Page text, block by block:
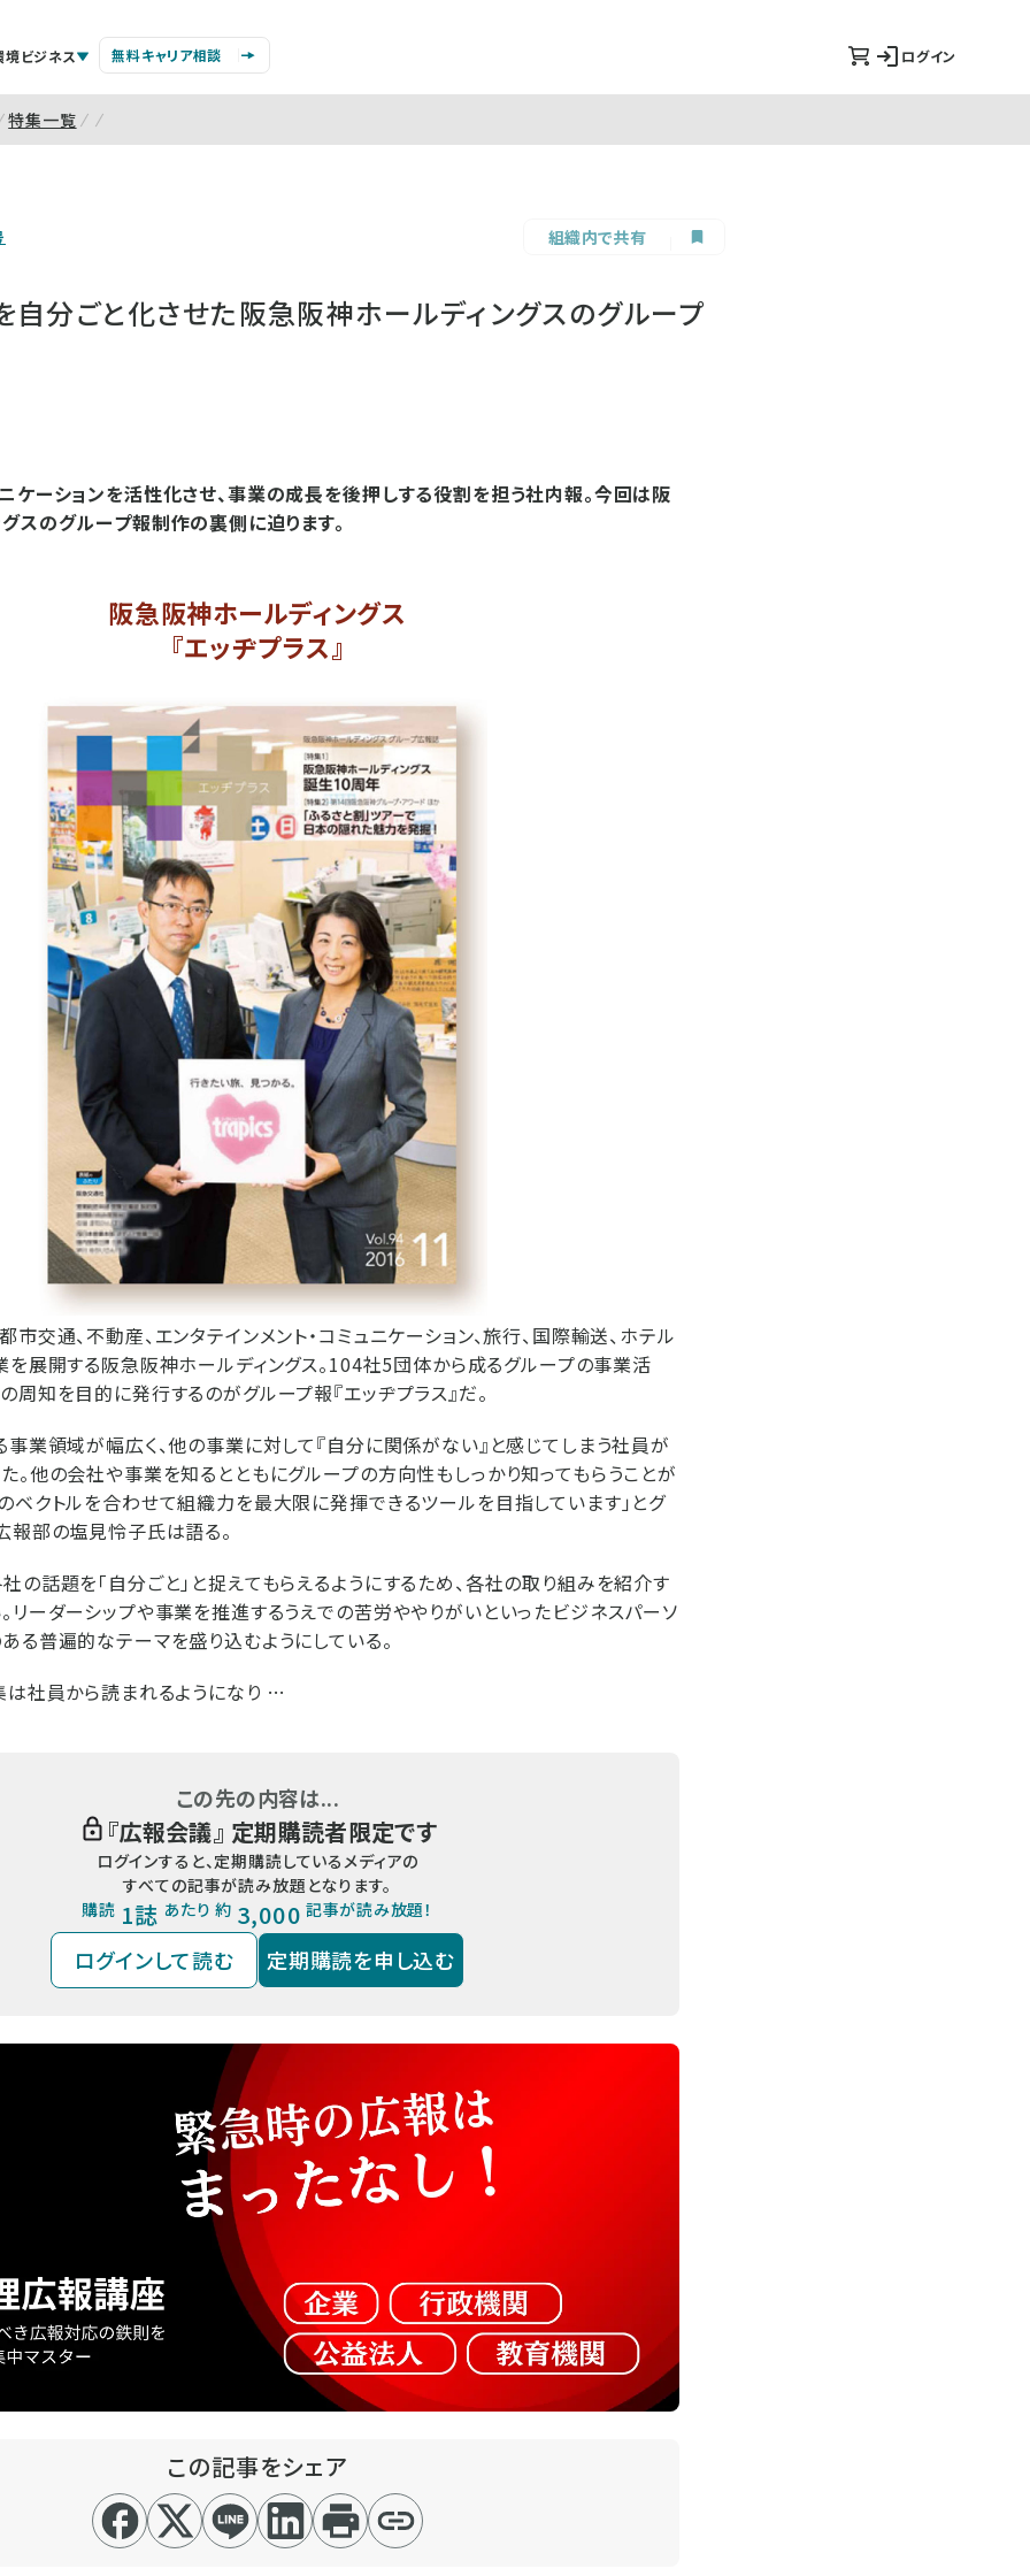
境ビジネス 無料キャリア相談 ログイン
特集一覧
組織内で共有
自分ごと化させた阪急阪神ホールディングスのグループ
ケーションを活性化させ、事業の成長を後押しする役割を担う社内報。今回は阪
スのグループ報制作の裏側に迫ります。
阪急阪神ホールディングス
『エッヂプラス』
交通、不動産、エンタテインメント・コミュニケーション、旅行、国際輸送、ホテル
を展開する阪急阪神ホールディングス。104社5団体から成るグループの事業活
周知を目的に発行するのがグループ報『エッヂプラス』だ。
事業領域が幅広く、他の事業に対して『自分に関係がない』と感じてしまう社員が
。他の会社や事業を知るとともにグループの方向性もしっかり知ってもらうことが
ベクトルを合わせて組織力を最大限に発揮できるツールを目指しています」とグ
部の塩見怜子氏は語る。
の話題を「自分ごと」と捉えてもらえるようにするため、各社の取り組みを紹介す
リーダーシップや事業を推進するうえでの苦労ややりがいといったビジネスパーソ
る普遍的なテーマを盛り込むようにしている。
は社員から読まれるようになり …
この先の内容は...
『広報会議』 定期購読者限定です
ログインすると、定期購読しているメディアの
すべての記事が読み放題となります。
購読 1誌 あたり 約 3,000 記事が読み放題！
ログインして読む 定期購読を申し込む
この記事をシェア